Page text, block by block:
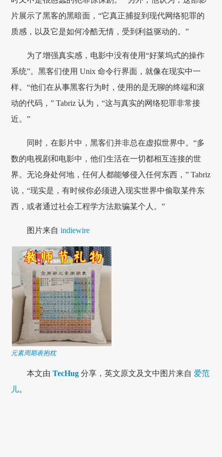
片展示了黑客的黑暗面，“它真正捕捉到现代网络犯罪的
质感，以及它是如何冷酷无情，受到利益驱动的。”
为了增强真实感，电影中没有使用“好莱坞式的操作
系统”。黑客们使用 Unix 命令行界面，就像在现实中一
样。“他们在从事黑客行为时，使用的是无聊的终端和滚
动的代码，” Tabriz 认为，“这与真实的网络犯罪非常接
近。”
同时，在影片中，黑客们并非总在虚拟世界中。“多
数的电视剧和电影中，他们生活在一切都相互连接的世
界。无论身处何地，任何人都能够侵入任何东西，” Tabriz
说，“现实是，有时候你必须进入现实世界中偷取某件东
西，或者通过社会工程学方法欺骗某个人。”
图片来自indiewire
元素周期表抱枕
本文由TecHug 分享，英文原文及文中图片来自 爱范
儿。